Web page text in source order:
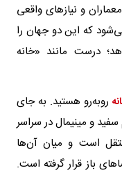
و نیازهای واقعی
که این دو جهان را
درست مانند «خانه
روبه‌رو هستید. به جای
و مینیمال در سراسر
است و میان آن‌ها
باز قرار گرفته است.